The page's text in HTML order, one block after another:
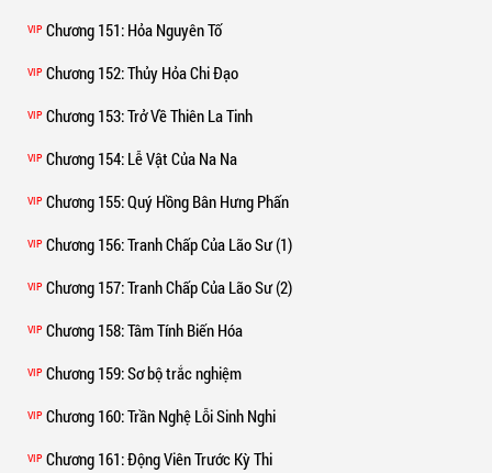
VIP Chương 151: Hỏa Nguyên Tố
VIP Chương 152: Thủy Hỏa Chi Đạo
VIP Chương 153: Trở Về Thiên La Tinh
VIP Chương 154: Lễ Vật Của Na Na
VIP Chương 155: Quý Hồng Bân Hưng Phấn
VIP Chương 156: Tranh Chấp Của Lão Sư (1)
VIP Chương 157: Tranh Chấp Của Lão Sư (2)
VIP Chương 158: Tâm Tính Biến Hóa
VIP Chương 159: Sơ bộ trắc nghiệm
VIP Chương 160: Trần Nghệ Lỗi Sinh Nghi
VIP Chương 161: Động Viên Trước Kỳ Thi